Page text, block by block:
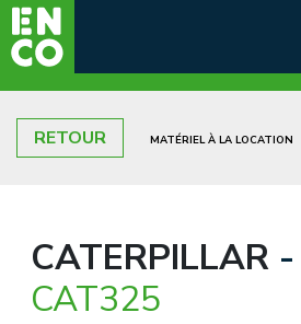
RETOUR MATÉRIEL À LA LOCATION
CATERPILLAR -
CAT325